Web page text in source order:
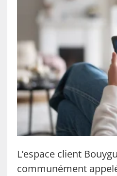
L’espace client
communément